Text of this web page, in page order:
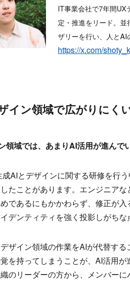
IT事業会社で7年間UX
定・推進をリード。
ザリーを行い、人とAI
https://x.com/
イン領域で広がりにく
領域では、あまりAI活用が進んで
AIとデザインに関する研修を行
たことがあります。エンジニア
であるにもかかわらず、修正が
デンティティを強く投影しがちな
ザイン領域の作業をAIが代替す
を持ってしまうことが、AI活用
のリーダーの方から、メンバー